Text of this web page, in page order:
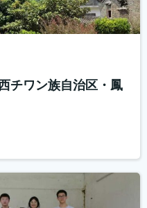
チワン族自治区・鳳